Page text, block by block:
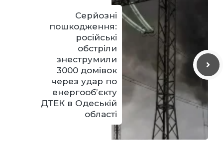
Серйозні
пошкодження:
російські
обстріли
знеструмили
3000 домівок
через удар по
енергообʼєкту
ДТЕК в Одеській
області